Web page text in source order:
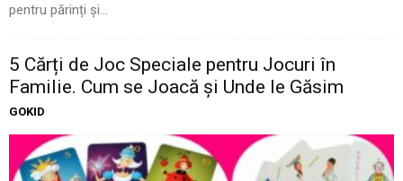
pentru părinți și...
5 Cărți de Joc Speciale pentru Jocuri în
Familie. Cum se Joacă și Unde le Găsim
GOKID